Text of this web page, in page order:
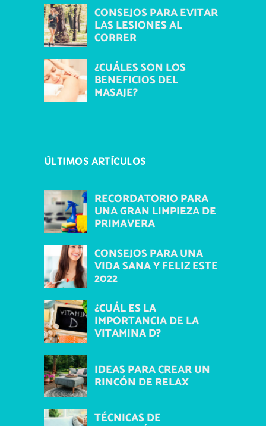
CONSEJOS PARA EVITAR
LAS LESIONES AL
CORRER
¿CUÁLES SON LOS
BENEFICIOS DEL
MASAJE?
ÚLTIMOS ARTÍCULOS
RECORDATORIO PARA
UNA GRAN LIMPIEZA DE
PRIMAVERA
CONSEJOS PARA UNA
VIDA SANA Y FELIZ ESTE
2022
¿CUÁL ES LA
IMPORTANCIA DE LA
VITAMINA D?
IDEAS PARA CREAR UN
RINCÓN DE RELAX
TÉCNICAS DE